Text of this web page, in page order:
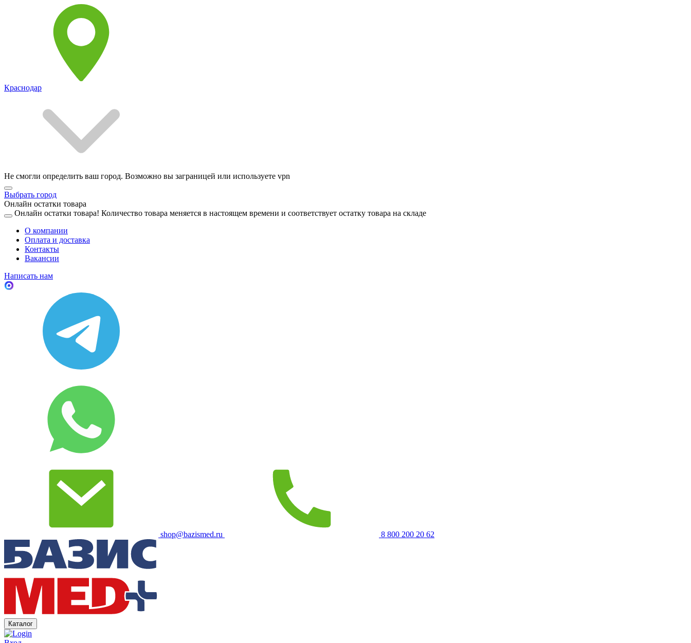
Краснодар
Не смогли определить ваш город. Возможно вы заграницей или используете vpn
Выбрать город
Онлайн остатки товара
Онлайн остатки товара! Количество товара меняется в настоящем времени и соответствует остатку товара на складе
О компании
Оплата и доставка
Контакты
Вакансии
Написать нам
shop@bazismed.ru 8 800 200 20 62
Каталог